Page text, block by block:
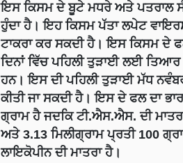
ਇਸ ਕਿਸਮ ਦੇ ਬੂਟੇ ਮਧਰੇ ਅਤੇ ਪਤਰਾਲ
ਹੁੰਦਾ ਹੈ। ਇਹ ਕਿਸਮ ਪੱਤਾ ਲਪੇਟ
ਟਾਕਰਾ ਕਰ ਸਕਦੀ ਹੈ। ਇਸ ਕਿਸਮ ਦੇ
ਦਿਨਾਂ ਵਿੱਚ ਪਹਿਲੀ ਤੁੜਾਈ ਲਈ ਤਿਆਰ
ਹਨ। ਇਸ ਦੀ ਪਹਿਲੀ ਤੁੜਾਈ ਮੱਧ
ਕੀਤੀ ਜਾ ਸਕਦੀ ਹੈ। ਇਸ ਦੇ ਫਲ ਦਾ
ਗ੍ਰਾਮ ਹੈ ਜਦਕਿ ਟੀ.ਐਸ.ਐਸ. ਦੀ
ਅਤੇ 3.13 ਮਿਲੀਗ੍ਰਾਮ ਪ੍ਰਤੀ 100
ਲਾਇਕੋਪੀਨ ਦੀ ਮਾਤਰਾ ਹੈ।